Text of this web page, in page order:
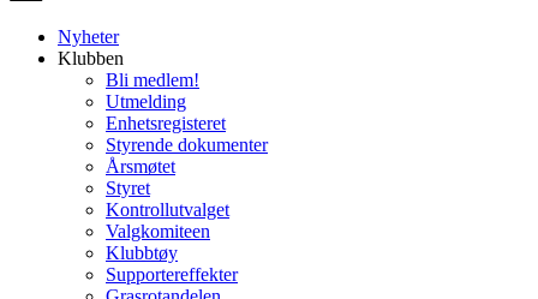
Nyheter
Klubben
Bli medlem!
Utmelding
Enhetsregisteret
Styrende dokumenter
Årsmøtet
Styret
Kontrollutvalget
Valgkomiteen
Klubbtøy
Supportereffekter